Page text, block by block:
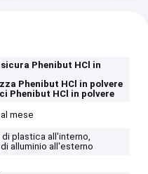
sicura Phenibut HCl in
Phenibut HCl in polvere
Phenibut HCl in polvere
mese
plastica all'interno,
alluminio all'esterno